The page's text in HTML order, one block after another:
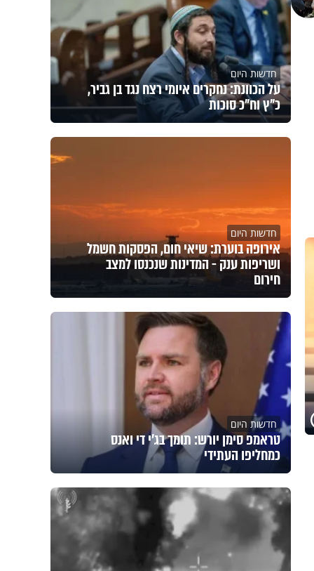
חדשות היום
על הכוונת: נחקרים איומי רצח נגד בן גביר,
כ"ץ וח"כ סוכות
חדשות היום
אירופה בוערת: שיאי חום, הפסקות חשמל
ושריפות ענק - המדינות שנכנסו למצב
חירום
חדשות היום
טראמפ סימן יורש: תומך בג'י די ואנס
כמחליפו העתידי